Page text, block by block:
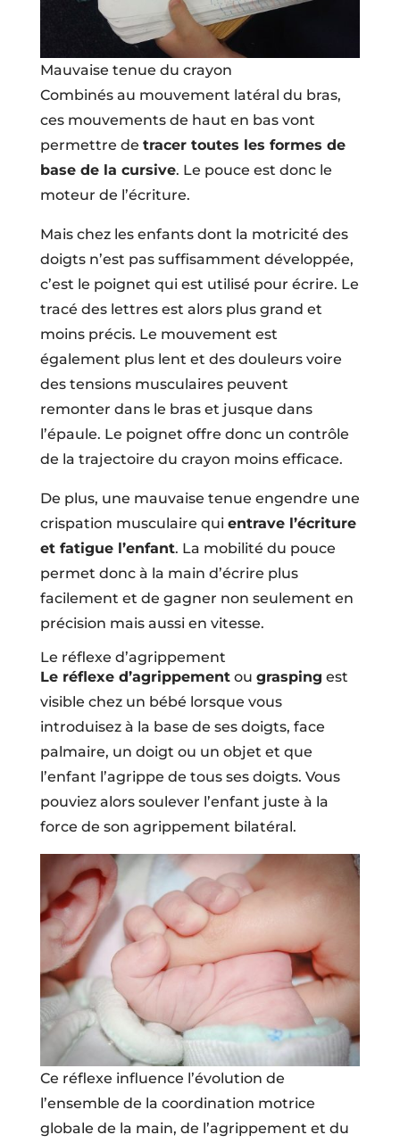
Mauvaise tenue du crayon
Combinés au mouvement latéral du bras,
ces mouvements de haut en bas vont
permettre de tracer toutes les formes de
base de la cursive. Le pouce est donc le
moteur de l’écriture.
Mais chez les enfants dont la motricité des
doigts n’est pas suffisamment développée,
c’est le poignet qui est utilisé pour écrire. Le
tracé des lettres est alors plus grand et
moins précis. Le mouvement est
également plus lent et des douleurs voire
des tensions musculaires peuvent
remonter dans le bras et jusque dans
l’épaule. Le poignet offre donc un contrôle
de la trajectoire du crayon moins efficace.
De plus, une mauvaise tenue engendre une
crispation musculaire qui entrave l’écriture
et fatigue l’enfant. La mobilité du pouce
permet donc à la main d’écrire plus
facilement et de gagner non seulement en
précision mais aussi en vitesse.
Le réflexe d’agrippement
Le réflexe d’agrippementou grasping est
visible chez un bébé lorsque vous
introduisez à la base de ses doigts, face
palmaire, un doigt ou un objet et que
l’enfant l’agrippe de tous ses doigts. Vous
pouviez alors soulever l’enfant juste à la
force de son agrippement bilatéral.
Ce réflexe influence l’évolution de
l’ensemble de la coordination motrice
globale de la main, de l’agrippement et du